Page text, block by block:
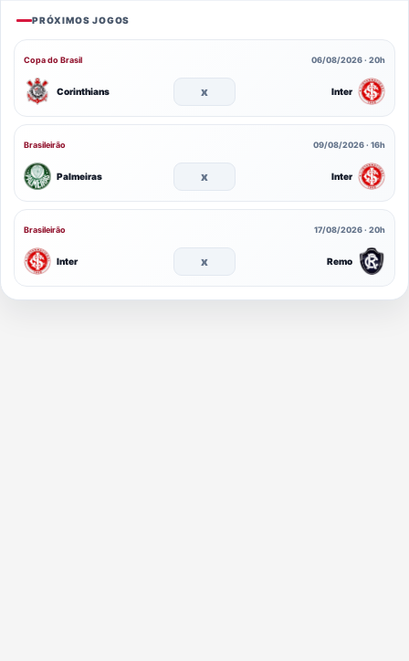
PRÓXIMOS JOGOS
Copa do Brasil 06/08/2026 · 20h
Corinthians x Inter
Brasileirão 09/08/2026 · 16h
Palmeiras x Inter
Brasileirão 17/08/2026 · 20h
Inter x Remo